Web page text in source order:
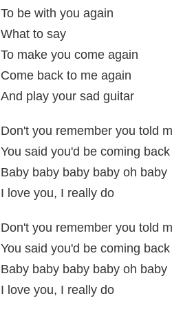
To be with you again
What to say
To make you come again
Come back to me again
And play your sad guitar
Don't you remember you told
You said you'd be coming
Baby baby baby baby oh baby
I love you, I really do
Don't you remember you told
You said you'd be coming
Baby baby baby baby oh baby
I love you, I really do